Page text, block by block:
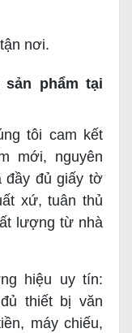
nơi.
phẩm tại
tôi cam kết
mới, nguyên
đầy đủ giấy tờ
xứ, tuân thủ
lượng từ nhà
hiệu uy tín:
thiết bị văn
máy chiếu,